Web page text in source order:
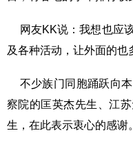
网友KK说：我想也应
及各种活动，让外面的也
不少族门同胞踊跃向
察院的匡英杰先生、江
生，在此表示衷心的感谢。